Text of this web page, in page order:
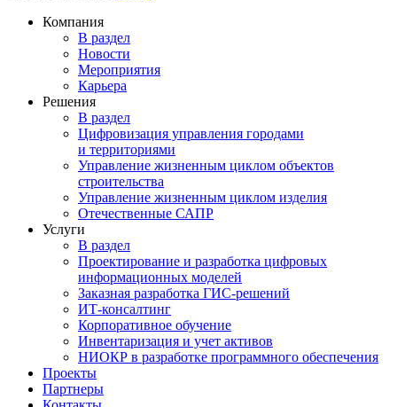
Компания
В раздел
Новости
Мероприятия
Карьера
Решения
В раздел
Цифровизация управления городами
и территориями
Управление жизненным циклом объектов
строительства
Управление жизненным циклом изделия
Отечественные САПР
Услуги
В раздел
Проектирование и разработка цифровых
информационных моделей
Заказная разработка ГИС‑решений
ИТ-консалтинг
Корпоративное обучение
Инвентаризация и учет активов
НИОКР в разработке программного обеспечения
Проекты
Партнеры